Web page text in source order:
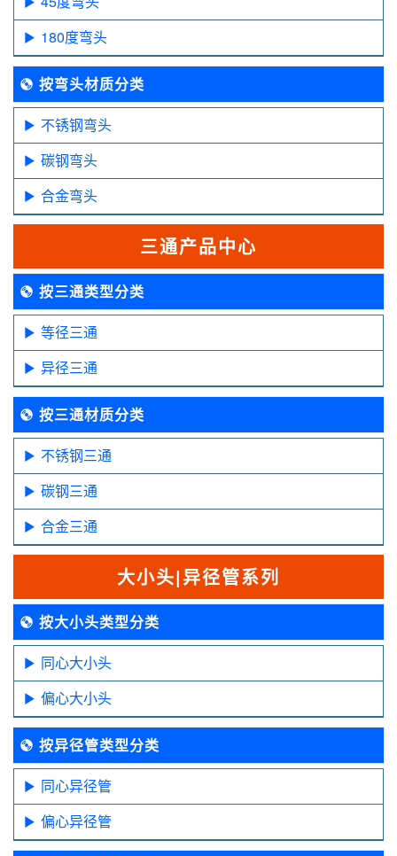
180度弯头
按弯头材质分类
不锈钢弯头
碳钢弯头
合金弯头
三通产品中心
按三通类型分类
等径三通
异径三通
按三通材质分类
不锈钢三通
碳钢三通
合金三通
大小头|异径管系列
按大小头类型分类
同心大小头
偏心大小头
按异径管类型分类
同心异径管
偏心异径管